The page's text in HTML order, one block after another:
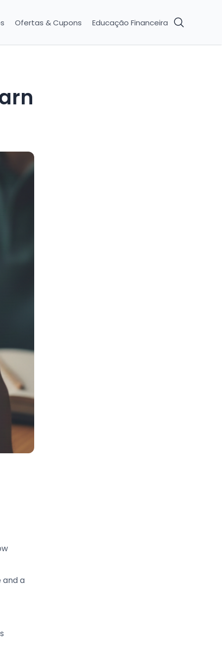
Ofertas & Cupons Educação Financeira
and a